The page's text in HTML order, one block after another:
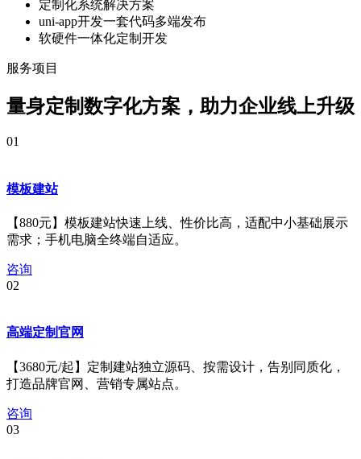
定制化系统解决方案
uni-app开发一套代码多端发布
软硬件一体化定制开发
服务项目
量身定制数字化方案， 助力企业线上升级
01
模板建站
【880元】模板建站快速上线、性价比高，适配中小基础展示
需求；手机电脑全终端自适应。
咨询
02
高端定制官网
【3680元/起】定制建站独立源码、按需设计，告别同质化，
打造品牌官网、营销专属站点。
咨询
03